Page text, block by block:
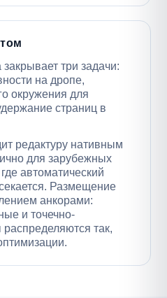
три задачи:
на дропе,
окружения для
страниц в
редактуру нативным
для зарубежных
автоматический
Размещение
анкорами:
и точечно-
так,